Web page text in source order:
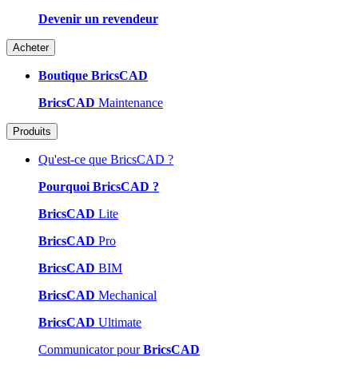
Devenir un revendeur
Acheter
Boutique BricsCAD
BricsCAD Maintenance
Produits
Qu'est-ce que BricsCAD ?
Pourquoi BricsCAD ?
BricsCAD Lite
BricsCAD Pro
BricsCAD BIM
BricsCAD Mechanical
BricsCAD Ultimate
Communicator pourBricsCAD